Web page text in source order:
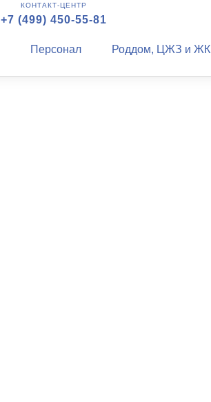
КОНТАКТ-ЦЕНТР
+7 (499) 450-55-81
Персонал Роддом, ЦЖЗ и ЖК